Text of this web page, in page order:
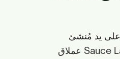
تأسست في 2008 على يد مُنشئ
Selenium، تُعد Sauce Labs عملاق